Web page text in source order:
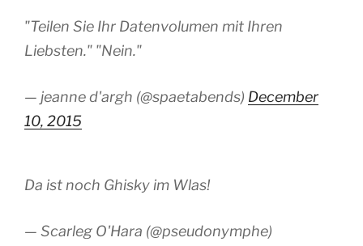
"Teilen Sie Ihr Datenvolumen mit Ihren
Liebsten." "Nein."
— jeanne d'argh (@spaetabends) December
10, 2015
Da ist noch Ghisky im Wlas!
— Scarleg O'Hara (@pseudonymphe)